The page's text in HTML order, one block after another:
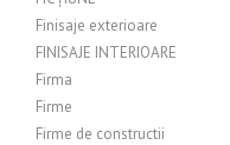
Finisaje exterioare
FINISAJE INTERIOARE
Firma
Firme
Firme de constructii